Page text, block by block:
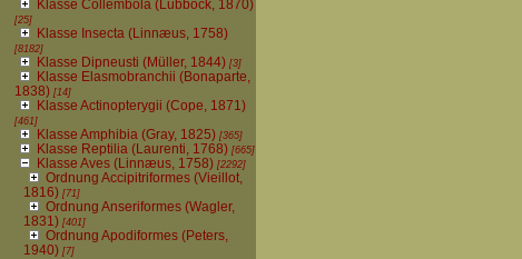
Klasse Collembola (Lubbock, 1870)
[25]
Klasse Insecta (Linnæus, 1758)
[8182]
Klasse Dipneusti (Müller, 1844)[3]
Klasse Elasmobranchii (Bonaparte,
1838)[14]
Klasse Actinopterygii (Cope, 1871)
[461]
Klasse Amphibia (Gray, 1825)[365]
Klasse Reptilia (Laurenti, 1768)[665]
Klasse Aves (Linnæus, 1758)[2292]
Ordnung Accipitriformes (Vieillot,
1816)[71]
Ordnung Anseriformes (Wagler,
1831)[401]
Ordnung Apodiformes (Peters,
1940)[7]